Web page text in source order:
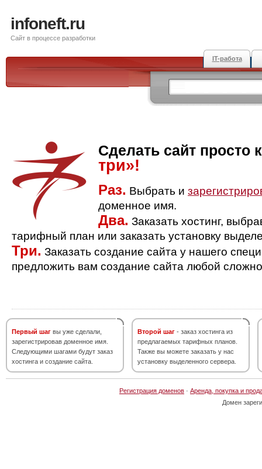
infoneft.ru
Сайт в процессе разработки
IT-работа
Сделать сайт просто
три»!
Раз. Выбрать и
доменное имя.
Два. Заказать хостинг,
тарифный план или заказать установку
Три. Заказать создание сайта у нашего
предложить вам создание сайта любой
Первый шаг вы уже сделали,
зарегистрировав доменное имя.
Следующими шагами будут заказ
хостинга и создание сайта.
Второй шаг - заказ хостинга из
предлагаемых тарифных планов.
Также вы можете заказать у нас
установку выделенного сервера.
Регистрация доменов · Аренда, покупка и
Домен